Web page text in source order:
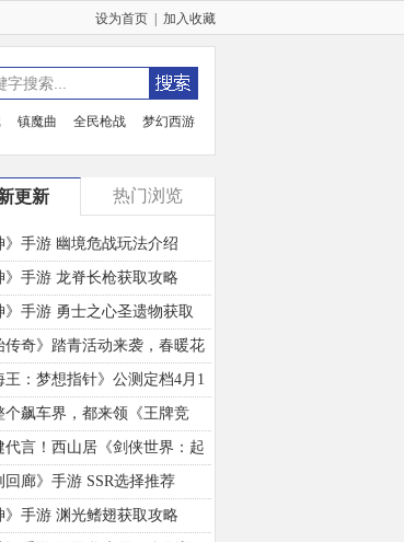
设为首页 加入收藏
镇魔曲 全民枪战 梦幻西游
更新 热门浏览
》手游 幽境危战玩法介绍
》手游 龙脊长枪获取攻略
》手游 勇士之心圣遗物获取
绍传奇》踏青活动来袭，春暖花
相赠！
王：梦想指针》公测定档4月1
世界我们来了！
个飙车界，都来领《王牌竞
万车手庆典福利！
代言！西山居《剑侠世界：起
度版3月6日公测
回廊》手游 SSR选择推荐
》手游 渊光鳍翅获取攻略